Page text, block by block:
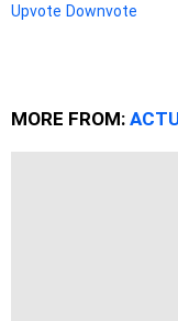
Upvote Downvote
MORE FROM: